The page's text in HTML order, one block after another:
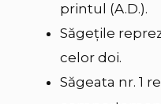
printul (A.D.).
Săgețile
celor doi.
Săgeata nr. 1